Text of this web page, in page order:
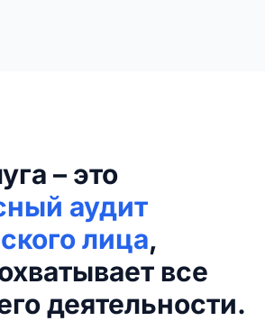
– это
аудит
лица,
все
деятельности.